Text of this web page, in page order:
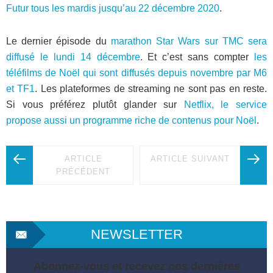
Futur tous les mardis jusqu’au 22 décembre 2020.
Le dernier épisode du marathon Star Wars sur TMC sera
diffusé le lundi 14 décembre. Et c’est sans compter
les
téléfilms de Noël qui sont diffusés depuis novembre par M6
et TF1. Les plateformes de streaming ne sont pas en reste.
Si vous préférez plutôt glander sur
Netflix, le service
propose aussi un programme riche de contenus pour Noël .
ARTICLE
PRÉCÉDENT
ARTICLE SUIVANT
NEWSLETTER
Abonnez-vous et recevez nos dernières